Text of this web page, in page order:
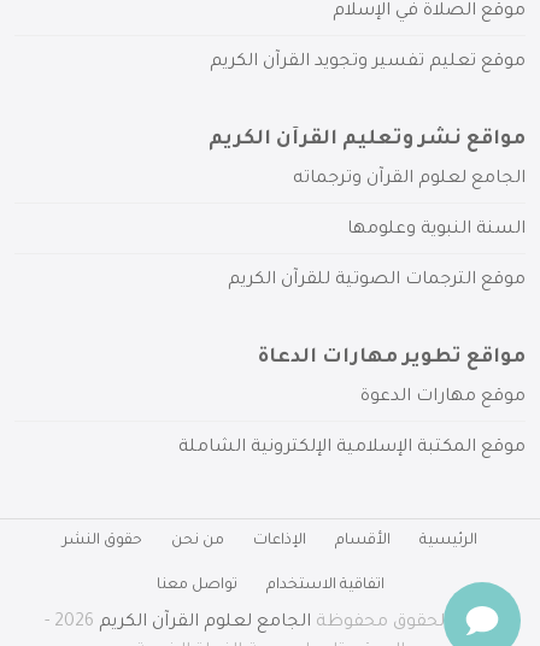
موقع الصلاة في الإسلام
موقع تعليم تفسير وتجويد القرآن الكريم
مواقع نشر وتعليم القرآن الكريم
الجامع لعلوم القرآن وترجماته
السنة النبوية وعلومها
موقع الترجمات الصوتية للقرآن الكريم
مواقع تطوير مهارات الدعاة
موقع مهارات الدعوة
موقع المكتبة الإسلامية الإلكترونية الشاملة
الرئيسية الأقسام الإذاعات من نحن حقوق النشر
اتفاقية الاستخدام تواصل معنا
جميع الحقوق محفوظة الجامع لعلوم القرآن الكريم
2026 -